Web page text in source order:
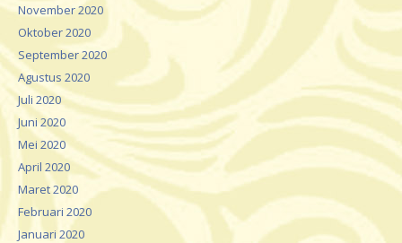
November 2020
Oktober 2020
September 2020
Agustus 2020
Juli 2020
Juni 2020
Mei 2020
April 2020
Maret 2020
Februari 2020
Januari 2020